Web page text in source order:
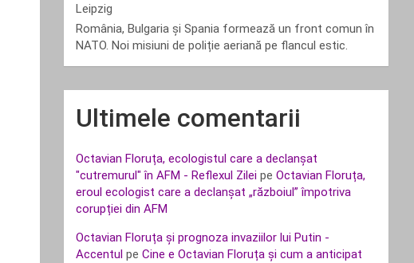
Leipzig
România, Bulgaria și Spania formează un front comun în
NATO. Noi misiuni de poliție aeriană pe flancul estic.
Ultimele comentarii
Octavian Floruța, ecologistul care a declanșat
"cutremurul" în AFM - Reflexul Zilei peOctavian Floruța,
eroul ecologist care a declanșat „războiul” împotriva
corupției din AFM
Octavian Floruța și prognoza invaziilor lui Putin -
Accentul peCine e Octavian Floruța și cum a anticipat